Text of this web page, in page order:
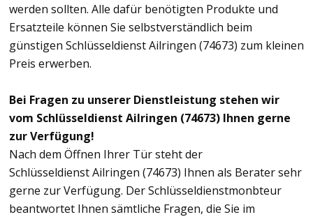
werden sollten. Alle dafür benötigten Produkte und
Ersatzteile können Sie selbstverständlich beim
günstigen Schlüsseldienst Ailringen (74673) zum kleinen
Preis erwerben.
Bei Fragen zu unserer Dienstleistung stehen wir
vom Schlüsseldienst Ailringen (74673) Ihnen gerne
zur Verfügung!
Nach dem Öffnen Ihrer Tür steht der
Schlüsseldienst Ailringen (74673) Ihnen als Berater sehr
gerne zur Verfügung. Der Schlüsseldienstmonbteur
beantwortet Ihnen sämtliche Fragen, die Sie im